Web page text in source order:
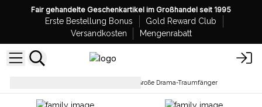
Fair gehandelte Geschenkartikel im Großhandel seit 1995
Erste Bestellung Bonus
Gold Reward Club
Versandkosten
Mengenrabatt
Große Drama-Traumfänger